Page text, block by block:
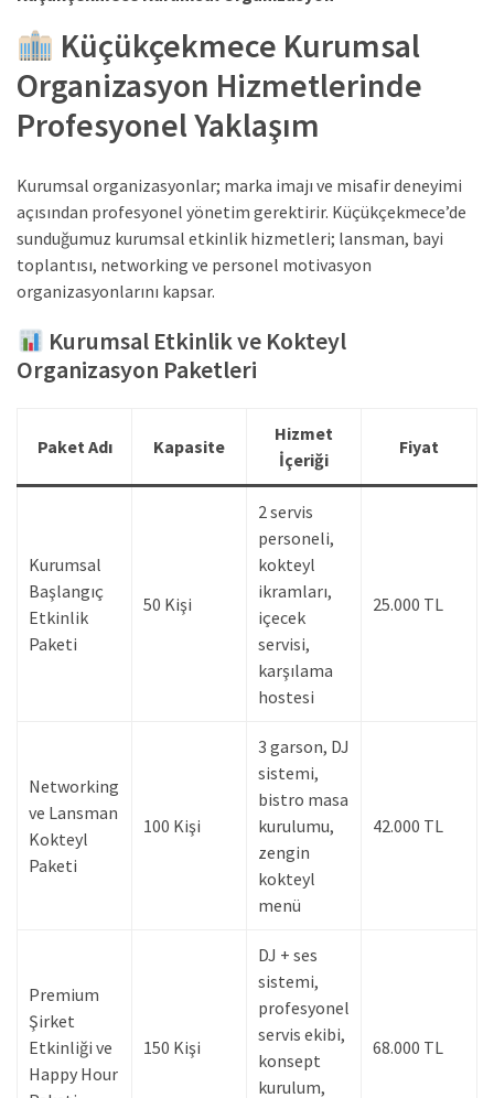
Küçükçekmece Kurumsal
Organizasyon Hizmetlerinde
Profesyonel Yaklaşım
Kurumsal organizasyonlar; marka imajı ve misafir deneyimi
açısından profesyonel yönetim gerektirir. Küçükçekmece’de
sunduğumuz kurumsal etkinlik hizmetleri; lansman, bayi
toplantısı, networking ve personel motivasyon
organizasyonlarını kapsar.
Kurumsal Etkinlik ve Kokteyl
Organizasyon Paketleri
Paket Adı Kapasite
Hizmet
İçeriği
Fiyat
Kurumsal
Başlangıç
Etkinlik
Paketi
50 Kişi
2 servis
personeli,
kokteyl
ikramları,
içecek
servisi,
karşılama
hostesi
25.000 TL
Networking
ve Lansman
Kokteyl
Paketi
100 Kişi
3 garson, DJ
sistemi,
bistro masa
kurulumu,
zengin
kokteyl
menü
42.000 TL
Premium
Şirket
Etkinliği ve
Happy Hour
150 Kişi
DJ + ses
sistemi,
profesyonel
servis ekibi,
konsept
kurulum,
68.000 TL